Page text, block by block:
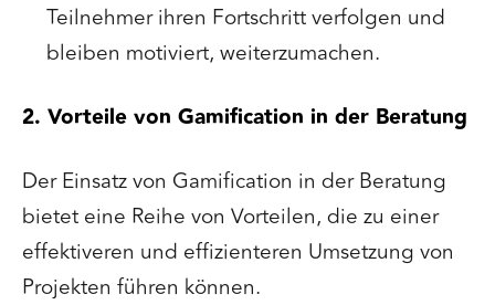
Teilnehmer ihren Fortschritt verfolgen und
bleiben motiviert, weiterzumachen.
2. Vorteile von Gamification in der Beratung
Der Einsatz von Gamification in der Beratung
bietet eine Reihe von Vorteilen, die zu einer
effektiveren und effizienteren Umsetzung von
Projekten führen können.